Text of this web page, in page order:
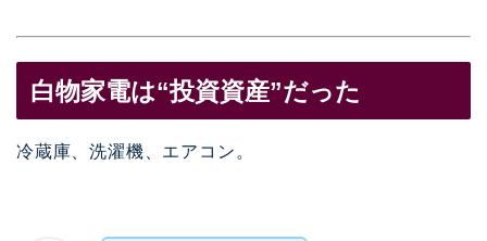
白物家電は“投資資産”だった
冷蔵庫、洗濯機、エアコン。